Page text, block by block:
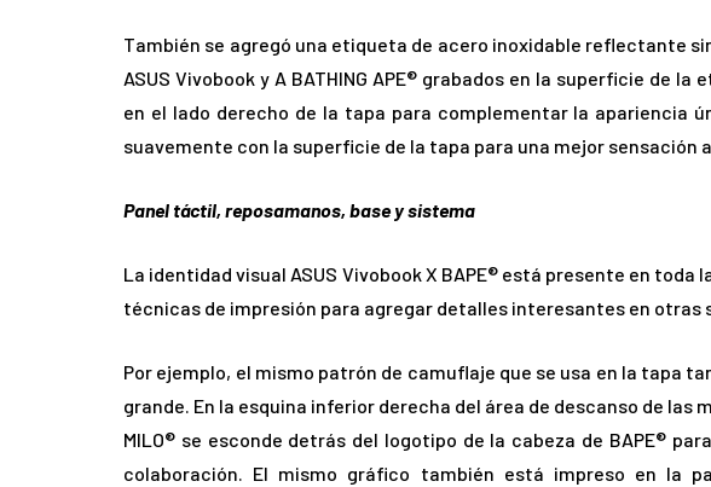
También se agregó una etiqueta de acero inoxidable reflectante
ASUS Vivobook y A BATHING APE® grabados en la superficie de
en el lado derecho de la tapa para complementar la apariencia
suavemente con la superficie de la tapa para una mejor sensación
Panel táctil, reposamanos, base y sistema
La identidad visual ASUS Vivobook X BAPE® está presente en
técnicas de impresión para agregar detalles interesantes en otras
Por ejemplo, el mismo patrón de camuflaje que se usa en la tapa
grande. En la esquina inferior derecha del área de descanso de las
MILO® se esconde detrás del logotipo de la cabeza de BAPE®
colaboración. El mismo gráfico también está impreso en la